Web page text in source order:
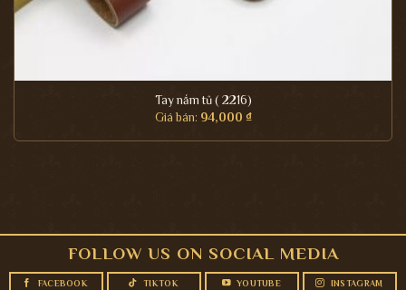
Tay nắm tủ ( 2216)
Giá bán: 94,000 ₫
FOLLOW US ON SOCIAL MEDIA
FACEBOOK TIKTOK YOUTUBE INSTAGRAM